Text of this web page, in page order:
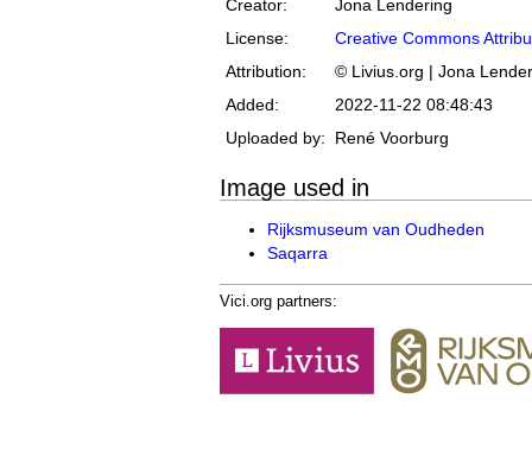
Creator:
Jona Lendering
License:
Creative Commons
Attribution:
© Livius.org | Jona
Added:
2022-11-22 08:48:43
Uploaded by:
René Voorburg
Image used in
Rijksmuseum van Oudheden
Saqarra
Vici.org partners: